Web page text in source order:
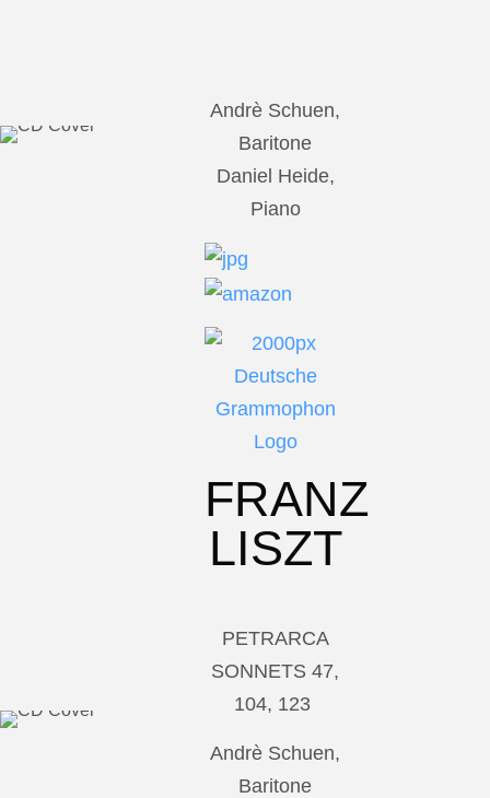
Andrè Schuen,
Baritone
Daniel Heide,
Piano
FRANZ
LISZT
PETRARCA
SONNETS 47,
104, 123
Andrè Schuen,
Baritone